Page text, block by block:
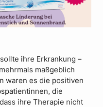
ihre Erkrankung –
maßgeblich
waren es die positiven
die
ihre Therapie nicht